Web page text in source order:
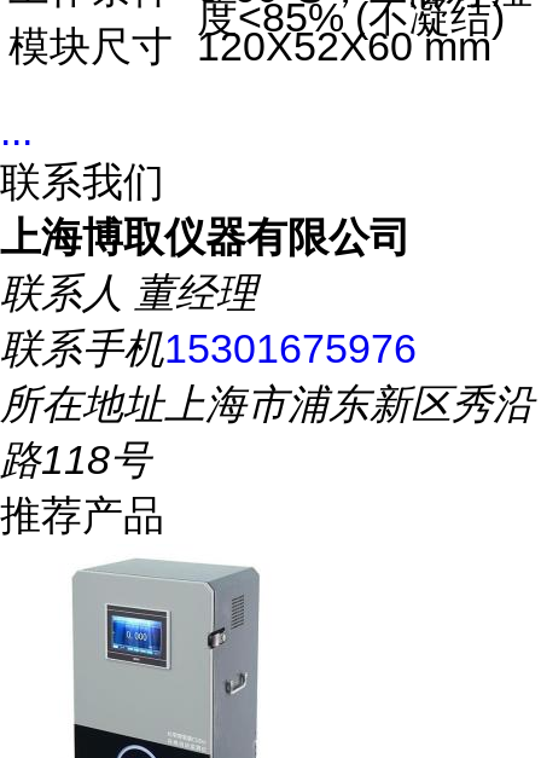
度<85% (不凝结)
模块尺寸 120X52X60 mm
...
联系我们
上海博取仪器有限公司
联系人 董经理
联系手机15301675976
所在地址上海市浦东新区秀沿
路118号
推荐产品